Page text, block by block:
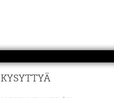
KYSYTTYÄ